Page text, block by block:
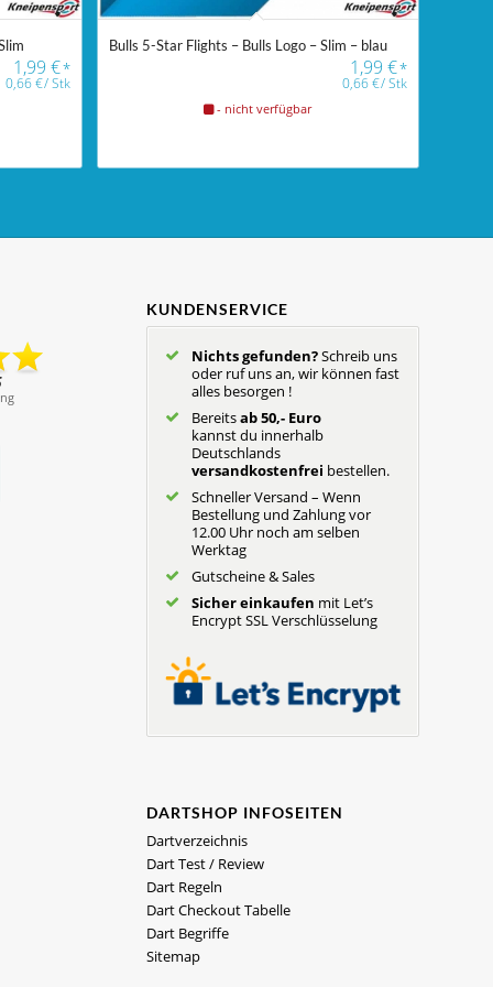
1,99€*
0,66€/Stk
Bulls 5-Star Flights – Bulls Logo – Slim – blau
1,99 €*
0,66€/Stk
- nicht verfügbar
KUNDENSERVICE
Nichts gefunden?Schreib uns
oder ruf uns an, wir können fast
alles besorgen !
Bereitsab 50,- Euro
kannst du innerhalb
Deutschlands
versandkostenfrei bestellen.
Schneller Versand – Wenn
Bestellung und Zahlung vor
12.00 Uhr noch am selben
Werktag
Gutscheine & Sales
Sicher einkaufen mit Let’s
Encrypt SSL Verschlüsselung
DARTSHOP INFOSEITEN
Dartverzeichnis
Dart Test / Review
Dart Regeln
Dart Checkout Tabelle
Dart Begriffe
Sitemap